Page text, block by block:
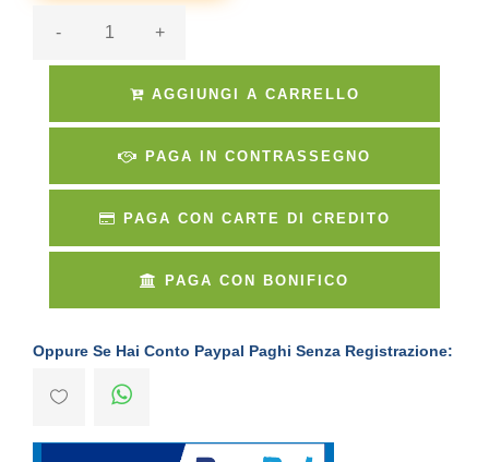
- +
AGGIUNGI A CARRELLO
PAGA IN CONTRASSEGNO
PAGA CON CARTE DI CREDITO
PAGA CON BONIFICO
Oppure Se Hai Conto Paypal Paghi Senza Registrazione: